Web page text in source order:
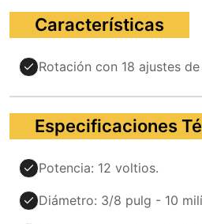
Características
Rotación con 18 ajustes
Especificaciones
Potencia: 12 voltios.
Diámetro: 3/8 pulg - 10